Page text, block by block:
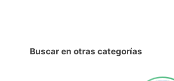
Buscar en otras categorías